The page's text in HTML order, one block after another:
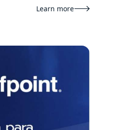
Learn more